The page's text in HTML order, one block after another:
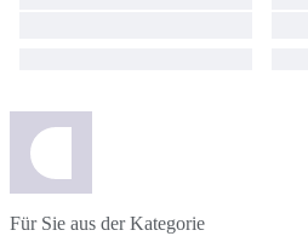
Für Sie aus der Kategorie